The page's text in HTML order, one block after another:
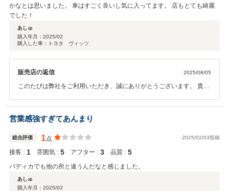
かなとは思いました。 車はすごく良いし気に入ってます。 店もとても綺麗
でした！
あしゅ
購入年月： 2025/02
購入した車：トヨタ ヴィッツ
販売店の返信 2025/08/05
このたびは弊社をご利用いただき、誠にありがとうございます。 貴重
いましたら、どうぞお気軽にご相談くださいませ。
営業感強すぎてあんまり
総合評価 1点 2025/02/03投稿
接客 : 1 雰囲気 : 5 アフター : 3 品質 : 5
バディカでも他の所と違うんだなと感じました。
あしゅ
購入年月： 2025/02